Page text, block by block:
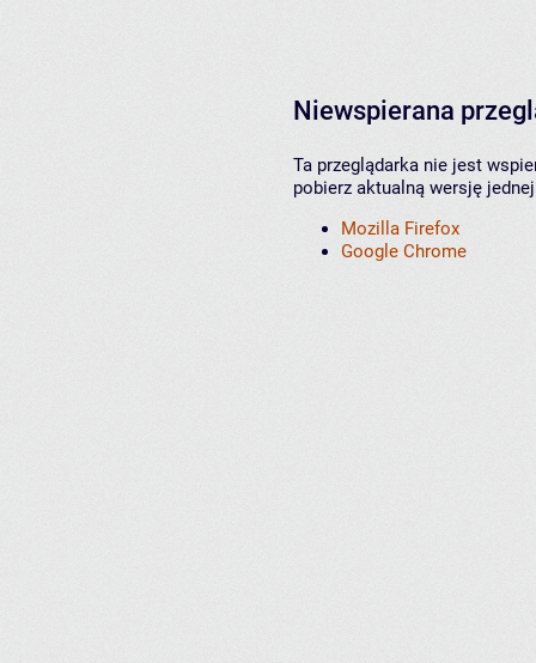
Niewspierana
Ta przeglądarka nie jest
pobierz aktualną wersję
Mozilla Firefox
Google Chrome